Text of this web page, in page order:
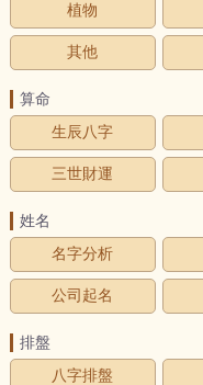
植物
其他
算命
生辰八字
三世財運
姓名
名字分析
公司起名
排盤
八字排盤